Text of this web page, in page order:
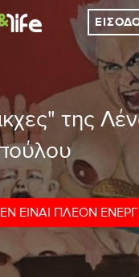
της
ΕΊΝΑΙ ΠΛΈΟΝ